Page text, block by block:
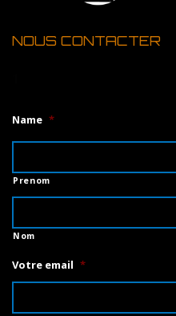
NOUS CONTACTER
Name *
Prenom
Nom
Votre email *